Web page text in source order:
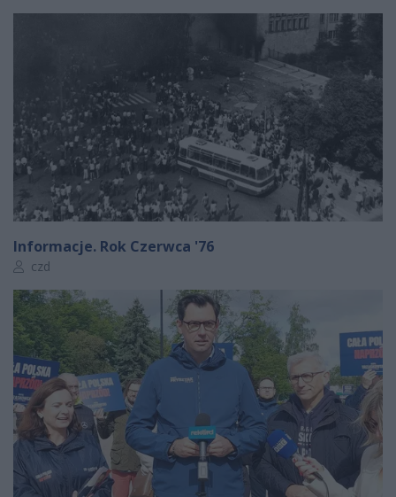
Informacje. Rok Czerwca '76
Autor artykułu:
czd